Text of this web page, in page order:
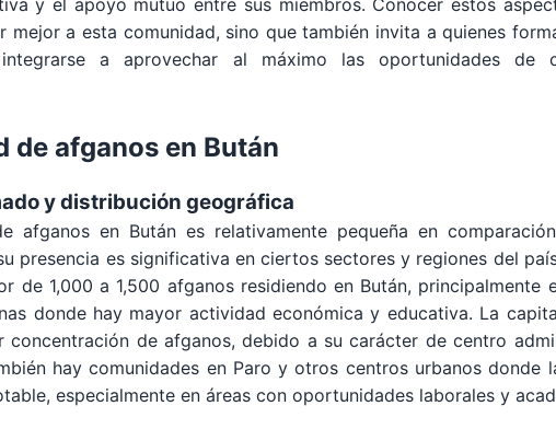
y el apoyo mutuo entre sus miembros. Conocer estos
mejor a esta comunidad, sino que también invita a quienes
a aprovechar al máximo las oportunidades de
de afganos en Bután
y distribución geográfica
afganos en Bután es relativamente pequeña en
presencia es significativa en ciertos sectores y regiones del
de 1,000 a 1,500 afganos residiendo en Bután, principalmente
donde hay mayor actividad económica y educativa. La
concentración de afganos, debido a su carácter de centro
hay comunidades en Paro y otros centros urbanos donde
especialmente en áreas con oportunidades laborales y